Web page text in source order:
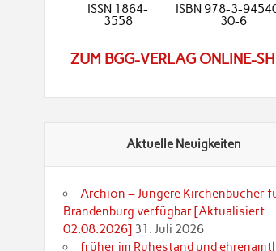
ISSN 1864-
3558
ISBN 978-3-
30-6
ZUM BGG-VERLAG ONLINE-
Aktuelle Neuigkeiten
Archion – Jüngere Kirchenbücher
Brandenburg verfügbar [Aktualisiert
02.08.2026] 31. Juli 2026
früher im Ruhestand und